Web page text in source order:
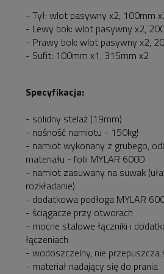
- Tył: wlot pasywny x2, 100mm
- Lewy bok: wlot pasywny x2,
- Prawy bok: wlot pasywny x2,
- Sufit: 100mm x1, 315mm x2
Specyfikacja:
- solidny stelaż (19mm)
- nośność namiotu - 150kg!
- namiot wykonany z grubego,
materiału - folii MYLAR 600D
- namiot zasuwany na suwak
rozkładanie)
- dodatkowa podłoga MYLAR
- ściągacze przy otworach
- mocne stalowe łączniki i
łączeniach
- wodoszczelny, nie przepuszcza
- materiał nadający się do prania